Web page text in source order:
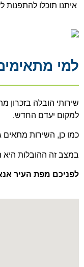
איתנו תוכלו להתפנות
למי
שירותי הובלה בזכרון
למקום יעדם החדש.
כמו כן, השירות
במצב זה ההובלות
לפניכם מפת העיר